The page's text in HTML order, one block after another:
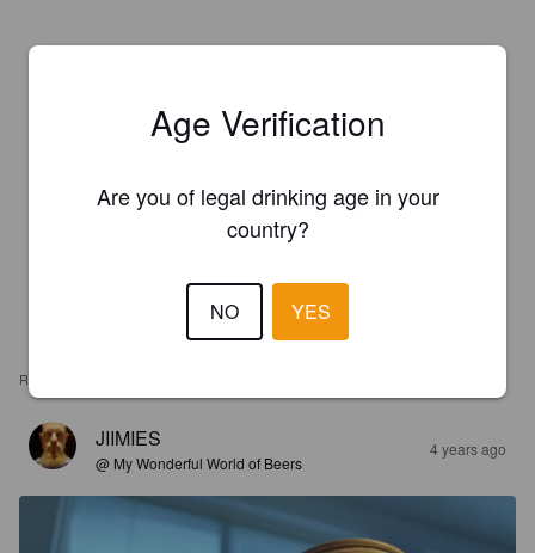
REVIEWS
JIIMIES
@ My Wonderful World of Beers
4 years ago
Age Verification
Are you of legal drinking age in your
country?
NO YES